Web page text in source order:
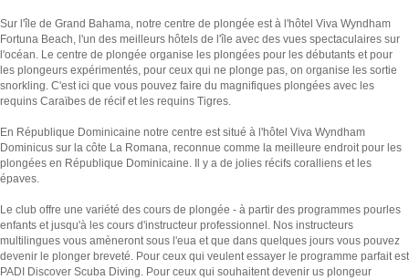
Sur l'île de Grand Bahama, notre centre de plongée est à l'hôtel Viva Wyndham
Fortuna Beach, l'un des meilleurs hôtels de l'île avec des vues spectaculaires sur
l'océan. Le centre de plongée organise les plongées pour les débutants et pour
les plongeurs expérimentés, pour ceux qui ne plonge pas, on organise les sortie
snorkling. C'est ici que vous pouvez faire du magnifiques plongées avec les
requins Caraïbes de récif et les requins Tigres.
En République Dominicaine notre centre est situé à l'hôtel Viva Wyndham
Dominicus sur la côte La Romana, reconnue comme la meilleure endroit pour les
plongées en République Dominicaine. Il y a de jolies récifs coralliens et les
épaves.
Le club offre une variété des cours de plongée - à partir des programmes pourles
enfants et jusqu'à les cours d'instructeur professionnel. Nos instructeurs
multilingues vous amèneront sous l'eua et que dans quelques jours vous pouvez
devenir le plonger breveté. Pour ceux qui veulent essayer le programme parfait est
PADI Discover Scuba Diving. Pour ceux qui souhaitent devenir us plongeur